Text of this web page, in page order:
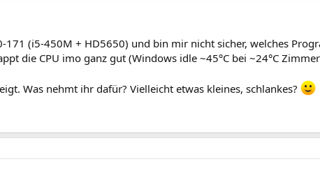
171 (i5-450M + HD5650) und bin mir nicht sicher, welches
die CPU imo ganz gut (Windows idle ~45°C bei ~24°C
Was nehmt ihr dafür? Vielleicht etwas kleines, schlankes?